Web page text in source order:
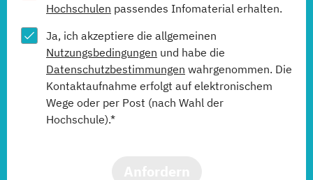
Hochschulen passendes Infomaterial erhalten.
Ja, ich akzeptiere die allgemeinen
Nutzungsbedingungen und habe die
Datenschutzbestimmungen wahrgenommen. Die
Kontaktaufnahme erfolgt auf elektronischem
Wege oder per Post (nach Wahl der
Hochschule).*